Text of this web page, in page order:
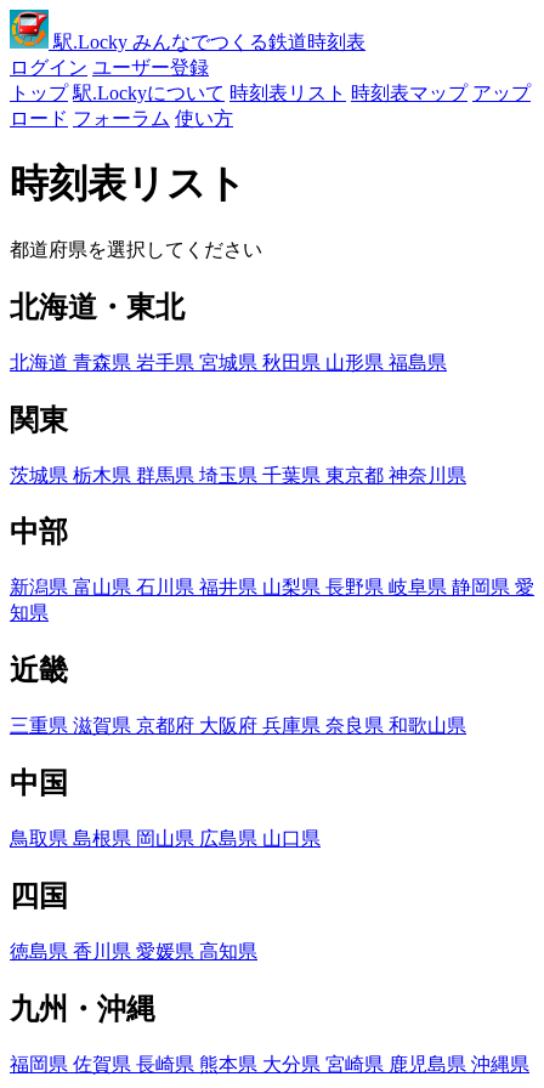
駅.Locky みんなでつくる鉄道時刻表
ログイン ユーザー登録
トップ 駅.Lockyについて 時刻表リスト 時刻表マップ アップ
ロード フォーラム 使い方
時刻表リスト
都道府県を選択してください
北海道・東北
北海道 青森県 岩手県 宮城県 秋田県 山形県 福島県
関東
茨城県 栃木県 群馬県 埼玉県 千葉県 東京都 神奈川県
中部
新潟県 富山県 石川県 福井県 山梨県 長野県 岐阜県 静岡県 愛
知県
近畿
三重県 滋賀県 京都府 大阪府 兵庫県 奈良県 和歌山県
中国
鳥取県 島根県 岡山県 広島県 山口県
四国
徳島県 香川県 愛媛県 高知県
九州・沖縄
福岡県 佐賀県 長崎県 熊本県 大分県 宮崎県 鹿児島県 沖縄県